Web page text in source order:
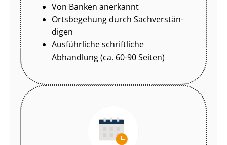
Von Banken anerkannt
Ortsbegehung durch Sach­ver­stän­
di­gen
Ausführliche schriftliche
Abhandlung (ca. 60-90 Seiten)